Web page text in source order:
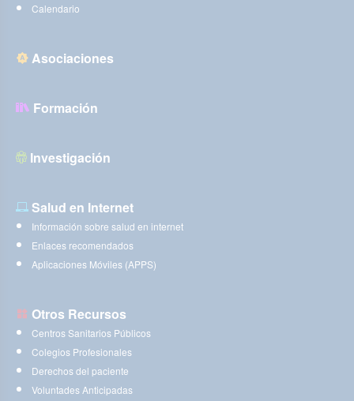
Calendario
Asociaciones
Formación
Investigación
Salud en Internet
Información sobre salud en internet
Enlaces recomendados
Aplicaciones Móviles (APPS)
Otros Recursos
Centros Sanitarios Públicos
Colegios Profesionales
Derechos del paciente
Voluntades Anticipadas